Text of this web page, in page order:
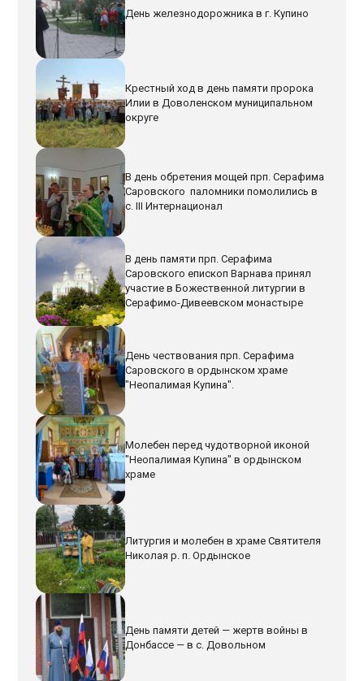
День железнодорожника в г. Купино
Крестный ход в день памяти пророка
Илии в Доволенском муниципальном
округе
В день обретения мощей прп. Серафима
Саровского паломники помолились в
с. III Интернационал
В день памяти прп. Серафима
Саровского епископ Варнава принял
участие в Божественной литургии в
Серафимо-Дивеевском монастыре
День чествования прп. Серафима
Саровского в ордынском храме
"Неопалимая Купина".
Молебен перед чудотворной иконой
"Неопалимая Купина" в ордынском
храме
Литургия и молебен в храме Святителя
Николая р. п. Ордынское
День памяти детей — жертв войны в
Донбассе — в с. Довольном